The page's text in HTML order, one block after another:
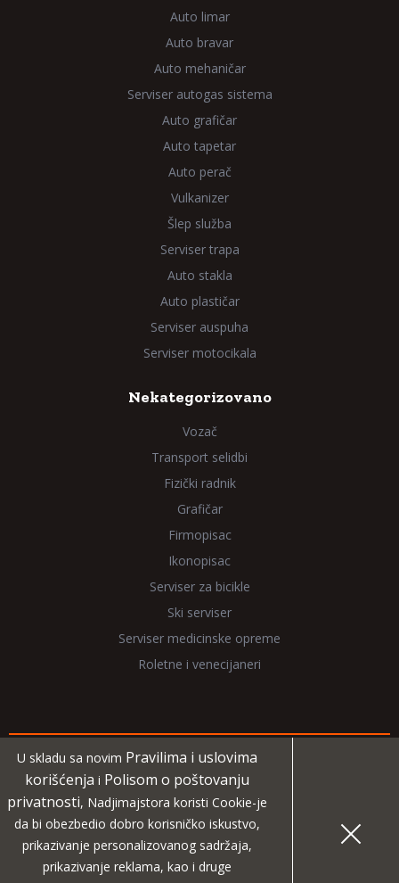
Auto limar
Auto bravar
Auto mehaničar
Serviser autogas sistema
Auto grafičar
Auto tapetar
Auto perač
Vulkanizer
Šlep služba
Serviser trapa
Auto stakla
Auto plastičar
Serviser auspuha
Serviser motocikala
Nekategorizovano
Vozač
Transport selidbi
Fizički radnik
Grafičar
Firmopisac
Ikonopisac
Serviser za bicikle
Ski serviser
Serviser medicinske opreme
Roletne i venecijaneri
Copyright 2026 NadjiMajstora.rs
Informacije i grafički elementi su vlasništvo veb sajta
NadjiMajstora
Projekat digitalne agencije
U skladu sa novim Pravilima i uslovima
korišćenja i Polisom o poštovanju
privatnosti, Nadjimajstora koristi Cookie-je
da bi obezbedio dobro korisničko iskustvo,
prikazivanje personalizovanog sadržaja,
prikazivanje reklama, kao i druge